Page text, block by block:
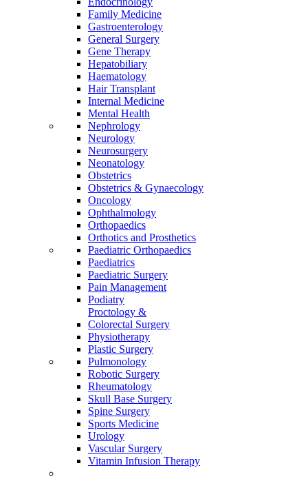
Family Medicine
Gastroenterology
General Surgery
Gene Therapy
Hepatobiliary
Haematology
Hair Transplant
Internal Medicine
Mental Health
Nephrology
Neurology
Neurosurgery
Neonatology
Obstetrics
Obstetrics & Gynaecology
Oncology
Ophthalmology
Orthopaedics
Orthotics and Prosthetics
Paediatric Orthopaedics
Paediatrics
Paediatric Surgery
Pain Management
Podiatry
Proctology &
Colorectal Surgery
Physiotherapy
Plastic Surgery
Pulmonology
Robotic Surgery
Rheumatology
Skull Base Surgery
Spine Surgery
Sports Medicine
Urology
Vascular Surgery
Vitamin Infusion Therapy